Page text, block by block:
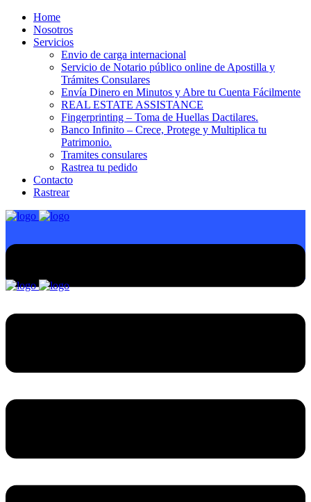
Home
Nosotros
Servicios
Envio de carga internacional
Servicio de Notario público online de Apostilla y
Trámites Consulares
Envía Dinero en Minutos y Abre tu Cuenta Fácilmente
REAL ESTATE ASSISTANCE
Fingerprinting – Toma de Huellas Dactilares.
Banco Infinito – Crece, Protege y Multiplica tu
Patrimonio.
Tramites consulares
Rastrea tu pedido
Contacto
Rastrear